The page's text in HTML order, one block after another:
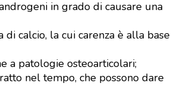
in grado di causare una
calcio, la cui carenza è alla base
a patologie osteoarticolari;
nel tempo, che possono dare